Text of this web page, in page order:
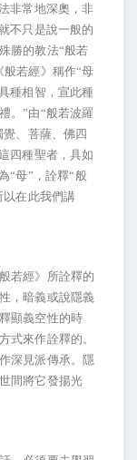
非常地深奧，非
不只是說一般的
勝的教法“般若
若經》稱作“母
種相智，宣此種
。”由“般若波羅
、菩薩、佛四
四種聖者，具如
“母”，詮釋“般
以在此我們講
若經》所詮釋的
，暗義或說隱義
顯義空性的時
式來作詮釋的。
深見派傳承。隱
間將它發揚光